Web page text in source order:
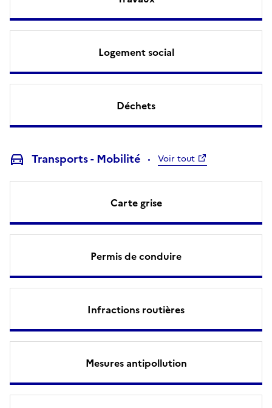
Logement social
Déchets
Transports - Mobilité Voir tout
Carte grise
Permis de conduire
Infractions routières
Mesures antipollution